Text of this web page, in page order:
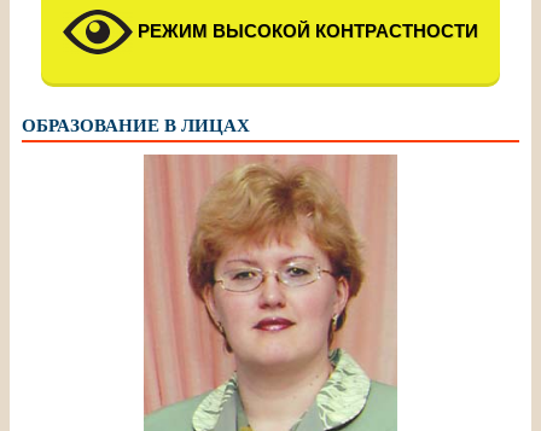
РЕЖИМ ВЫСОКОЙ КОНТРАСТНОСТИ
ОБРАЗОВАНИЕ В ЛИЦАХ